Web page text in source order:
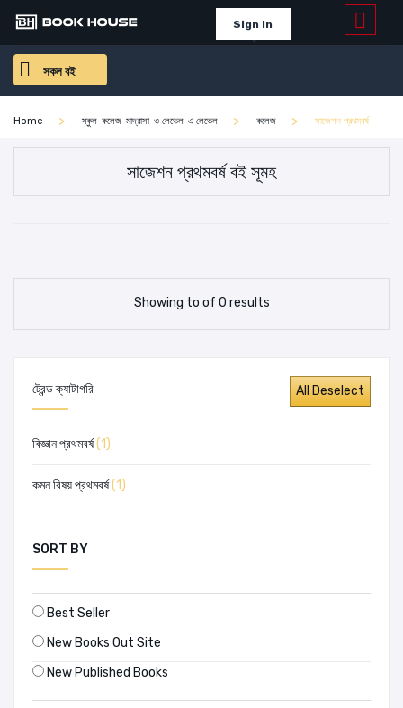
Sign In
সকল বই
Home স্কুল-কলেজ-মাদ্রাসা-ও লেভেল-এ লেভেল কলেজ সাজেশন প্রথমবর্ষ
ট্রেন্ড ক্যাটাগরি
বিজ্ঞান প্রথমবর্ষ(1)
কমন বিষয় প্রথমবর্ষ(1)
SORT BY
Best Seller
New Books Out Site
New Published Books
সাজেশন প্রথমবর্ষ বই সূমহ
Showing to of 0 results